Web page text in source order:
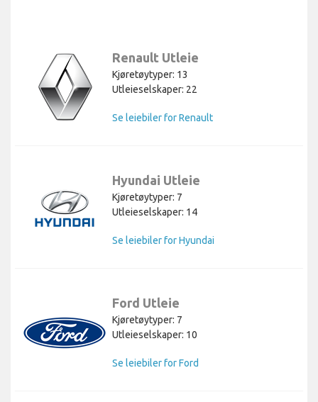
Renault Utleie
Kjøretøytyper: 13
Utleieselskaper: 22
Se leiebiler for Renault
Hyundai Utleie
Kjøretøytyper: 7
Utleieselskaper: 14
Se leiebiler for Hyundai
Ford Utleie
Kjøretøytyper: 7
Utleieselskaper: 10
Se leiebiler for Ford